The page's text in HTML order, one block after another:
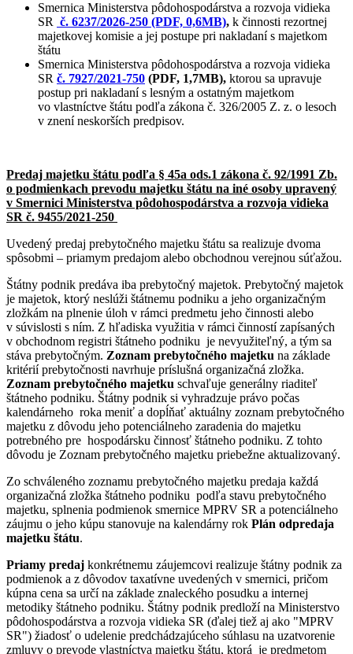
Smernica Ministerstva pôdohospodárstva a rozvoja vidieka
SR č. 6237/2026-250 (PDF, 0,6MB), k činnosti rezortnej
majetkovej komisie a jej postupe pri nakladaní s majetkom
štátu
Smernica Ministerstva pôdohospodárstva a rozvoja vidieka
SR č. 7927/2021-750 (PDF, 1,7MB), ktorou sa upravuje
postup pri nakladaní s lesným a ostatným majetkom
vo vlastníctve štátu podľa zákona č. 326/2005 Z. z. o lesoch
v znení neskorších predpisov.
Predaj majetku štátu podľa § 45a ods.1 zákona č. 92/1991 Zb.
o podmienkach prevodu majetku štátu na iné osoby upravený
v Smernici Ministerstva pôdohospodárstva a rozvoja vidieka
SR č. 9455/2021-250
Uvedený predaj prebytočného majetku štátu sa realizuje dvoma
spôsobmi – priamym predajom alebo obchodnou verejnou súťažou.
Štátny podnik predáva iba prebytočný majetok. Prebytočný majetok
je majetok, ktorý neslúži štátnemu podniku a jeho organizačným
zložkám na plnenie úloh v rámci predmetu jeho činnosti alebo
v súvislosti s ním. Z hľadiska využitia v rámci činností zapísaných
v obchodnom registri štátneho podniku je nevyužiteľný, a tým sa
stáva prebytočným. Zoznam prebytočného majetku na základe
kritérií prebytočnosti navrhuje príslušná organizačná zložka.
Zoznam prebytočného majetku schvaľuje generálny riaditeľ
štátneho podniku. Štátny podnik si vyhradzuje právo počas
kalendárneho roka meniť a dopĺňať aktuálny zoznam prebytočného
majetku z dôvodu jeho potenciálneho zaradenia do majetku
potrebného pre hospodársku činnosť štátneho podniku. Z tohto
dôvodu je Zoznam prebytočného majetku priebežne aktualizovaný.
Zo schváleného zoznamu prebytočného majetku predaja každá
organizačná zložka štátneho podniku podľa stavu prebytočného
majetku, splnenia podmienok smernice MPRV SR a potenciálneho
záujmu o jeho kúpu stanovuje na kalendárny rok Plán odpredaja
majetku štátu.
Priamy predaj konkrétnemu záujemcovi realizuje štátny podnik za
podmienok a z dôvodov taxatívne uvedených v smernici, pričom
kúpna cena sa určí na základe znaleckého posudku a internej
metodiky štátneho podniku. Štátny podnik predloží na Ministerstvo
pôdohospodárstva a rozvoja vidieka SR (ďalej tiež aj ako "MPRV
SR") žiadosť o udelenie predchádzajúceho súhlasu na uzatvorenie
zmluvy o prevode vlastníctva majetku štátu, ktorá je predmetom